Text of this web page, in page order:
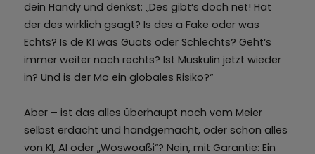
dein Handy und denkst: „Des gibt‘s doch net! Hat
der des wirklich gsagt? Is des a Fake oder was
Echts? Is de KI was Guats oder Schlechts? Geht‘s
immer weiter nach rechts? Ist Muskulin jetzt wieder
in? Und is der Mo ein globales Risiko?“
Aber – ist das alles überhaupt noch vom Meier
selbst erdacht und handgemacht, oder schon alles
von KI, AI oder „Woswoaßi“? Nein, mit Garantie: Ein